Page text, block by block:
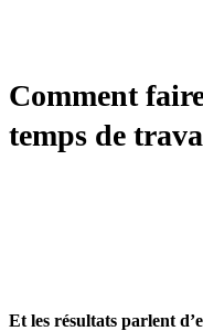
Comment
temps de
Et les résultats parlent